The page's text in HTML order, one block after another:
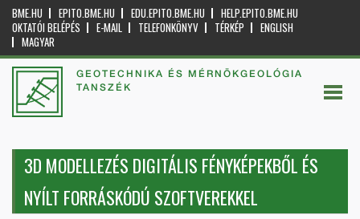
BME.HU EPITO.BME.HU EDU.EPITO.BME.HU
HELP.EPITO.BME.HU
OKTATÓI BELÉPÉS
E-MAIL TELEFONKÖNYV TÉRKÉP
ENGLISH
MAGYAR
GEOTECHNIKA ÉS MÉRNÖKGEOLÓGIA
TANSZÉK
3D MODELLEZÉS DIGITÁLIS FÉNYKÉPEKBŐL ÉS
NYÍLT FORRÁSKÓDÚ SZOFTVEREKKEL